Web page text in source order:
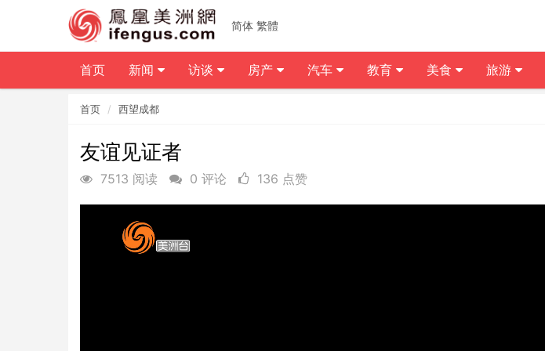
首页 西望成都
友谊见证者
7513 阅读 0 评论 136 点赞
简体 繁體
首页 新闻 访谈 房产 汽车 教育 美食 旅游